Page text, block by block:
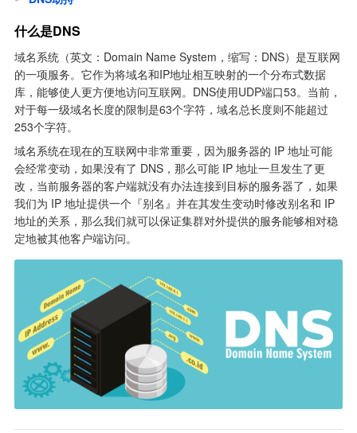
什么是DNS
域名系统（英文：Domain Name System，缩写：DNS）是互联网
的一项服务。它作为将域名和IP地址相互映射的一个分布式数据
库，能够使人更方便地访问互联网。DNS使用UDP端口53。当前，
对于每一级域名长度的限制是63个字符，域名总长度则不能超过
253个字符。
域名系统在现在的互联网中非常重要，因为服务器的 IP 地址可能
会经常变动，如果没有了 DNS，那么可能 IP 地址一旦发生了更
改，当前服务器的客户端就没有办法连接到目标的服务器了，如果
我们为 IP 地址提供一个『别名』并在其发生变动时修改别名和 IP
地址的关系，那么我们就可以保证集群对外提供的服务能够相对稳
定地被其他客户端访问。